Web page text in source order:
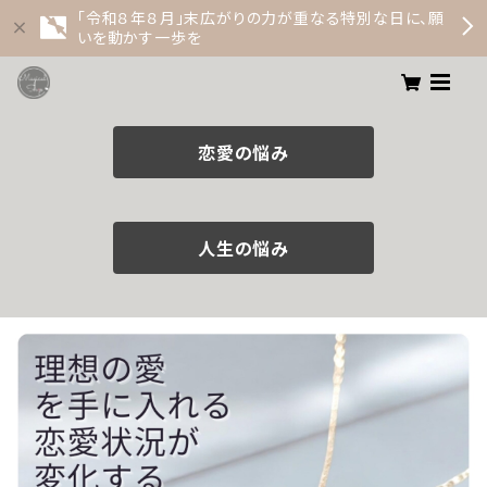
「令和８年８月」末広がりの力が重なる特別な日に、願
いを動かす一歩を
恋愛の悩み
人生の悩み